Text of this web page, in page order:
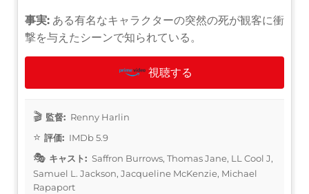
事実: ある有名なキャラクターの突然の死が観客に衝
撃を与えたシーンで知られている。
視聴する
監督: Renny Harlin
評価: IMDb 5.9
キャスト: Saffron Burrows, Thomas Jane, LL Cool J,
Samuel L. Jackson, Jacqueline McKenzie, Michael
Rapaport